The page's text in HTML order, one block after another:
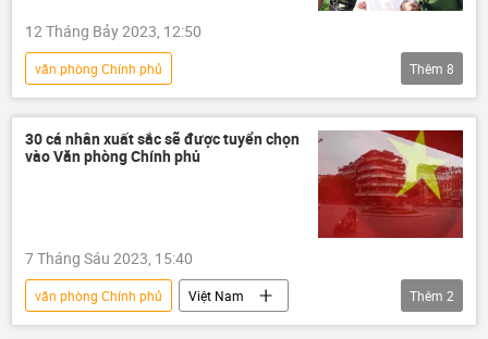
12 Tháng Bảy 2023, 12:50
văn phòng Chính phủ
Сuộc chiến chống tham nhũng ở Việt Nam
Việt Nam
thông tin
nhận hối lộ
hối lộ
chuyến bay
Thêm 8
30 cá nhân xuất sắc sẽ được tuyển chọn
vào Văn phòng Chính phủ
7 Tháng Sáu 2023, 15:40
văn phòng Chính phủ
Việt Nam
thông tin
quản lý cán bộ nhân sự
Thêm 2